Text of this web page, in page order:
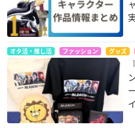
オタ活・推し活 ファッション グッズ